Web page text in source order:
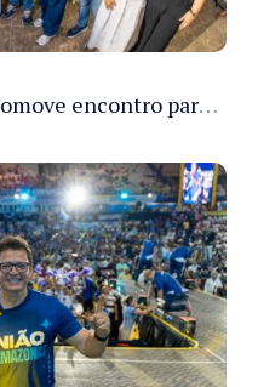
Instituto Eula Artiagas promove encontro para discutir melhorias para o bairro Petrópolis